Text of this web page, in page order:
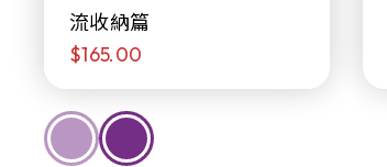
流收納篇
$165.00